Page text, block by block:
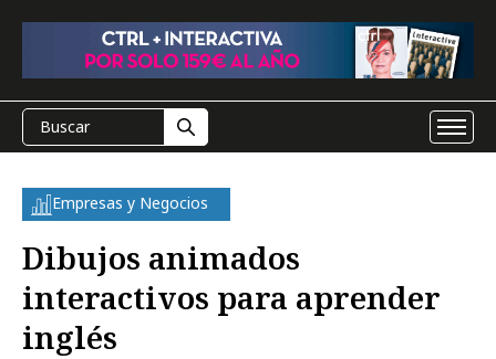
Empresas y Negocios
Dibujos animados
interactivos para aprender
inglés